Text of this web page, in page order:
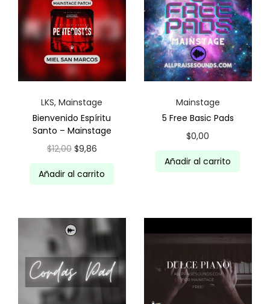
LKS,Mainstage
Bienvenido Espíritu
Santo – Mainstage
$12,00 E
l
p
e
c
o
$9,86E
l
p
e
c
i
o
Añadir al carrito
Mainstage
5 Free Basic Pads
$0,00
Añadir al carrito